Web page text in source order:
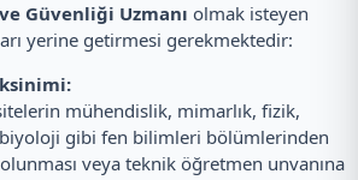
ve Güvenliği Uzmanı olmak isteyen
yerine getirmesi gerekmektedir:
mühendislik, mimarlık, fizik,
gibi fen bilimleri bölümlerinden
veya teknik öğretmen unvanına